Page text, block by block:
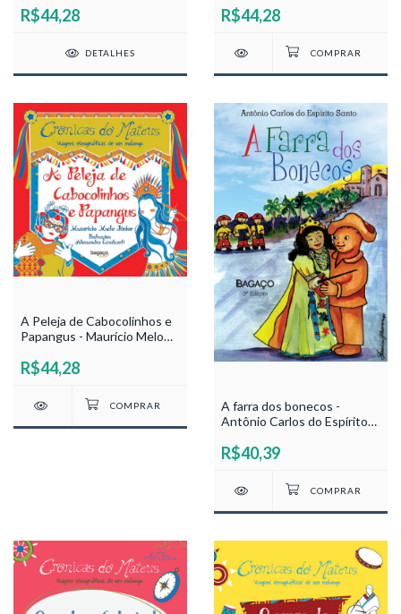
R$44,28
DETALHES
R$44,28
A Peleja de Cabocolinhos e
Papangus - Maurício Melo
R$44,28
A farra dos bonecos -
Antônio Carlos do Espírito
R$40,39